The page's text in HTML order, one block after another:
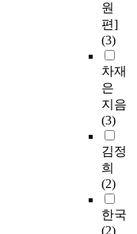
원
편]
(3)
차재
은
지음
(3)
김정
희
(2)
한국
(2)